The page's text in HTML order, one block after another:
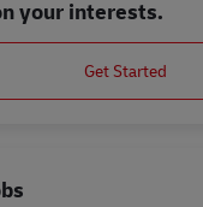
your interests.
Get Started